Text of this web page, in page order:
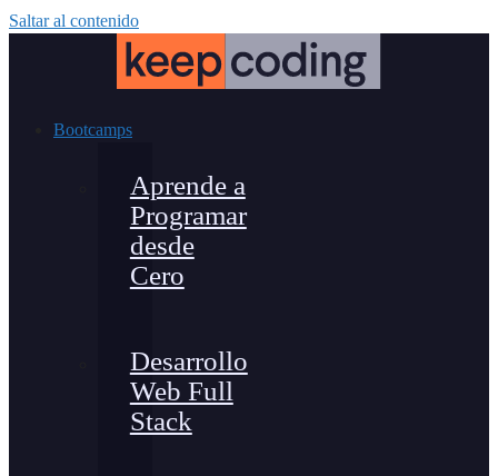
Saltar al contenido
Bootcamps
Aprende a
Programar
desde
Cero
Desarrollo
Web Full
Stack